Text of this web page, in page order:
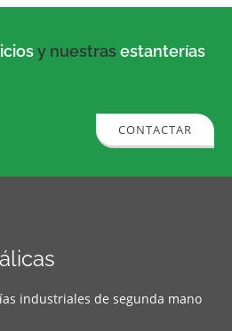
y nuestras estanterías
CONTACTAR
industriales de segunda mano